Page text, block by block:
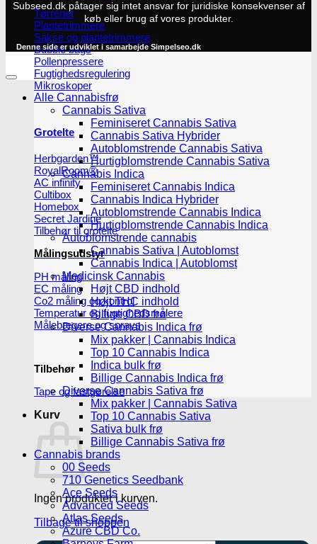
Tørrenet
Plantetrimmere
Sakse og plantetrimmere
Bubble bags
Pollenpressere
Fugtighedsregulering
Mikroskoper
Grotelte
Herbgarden™
RoyalRoom®
AC infinity
Cultibox
Homebox
Secret Jardine
Tilbehør til grotelte
Målingsudstyr
PH måling
EC måling
Co2 måling og kontrol
Temperatur og fugtighedsmålere
Målebægere og sprays
Tilbehør
Tape og fastgørelse
Kurv
Ingen produkter i kurven.
Tilbage til shoppen
Subseed.dk påtager sig intet ansvar for juridiske konsekvenser af
køb eller brug af vores produkter.
Denne side er udviklet i samarbejde Simpelseo.dk
Alle Cannabisfrø
Cannabis Sativa
Feminiseret Cannabis Sativa
Cannabis Sativa Hybrider
Autoblomstrende Cannabis Sativa
Hurtigblomstrende Cannabis Sativa
Cannabis Indica
Feminiseret Cannabis Indica
Cannabis Indica Hybrider
Autoblomstrende Cannabis Indica
Hurtigblomstrende Cannabis Indica
Autoblomstrende cannabis
Cannabis Sativa | Autoblomst
Cannabis Indica | Autoblomst
Medicinsk Cannabis
Højt CBD indhold
Højt THC indhold
Billige CBD frø
Diverse Cannabis Indica frø
Mix pakker | Cannabis Indica
Top 10 Cannabis Indica
Indica bulk frø
Billige Cannabis Indica frø
Diverse Cannabis Sativa frø
Mix pakker | Cannabis Sativa
Top 10 Cannabis Sativa
Sativa bulk frø
Billige Cannabis Sativa frø
Cannabis brands
00 Seeds
710 Genetics Seedbank
Ace Seeds
Advanced Seeds
Atlas Seeds
Azure CBD Co.